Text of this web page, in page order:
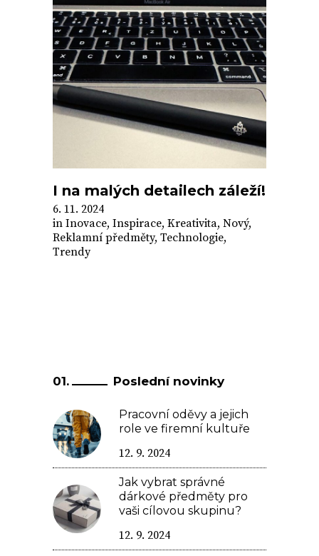
I na malých detailech záleží!
6. 11. 2024
in Inovace, Inspirace, Kreativita, Nový,
Reklamní předměty, Technologie,
Trendy
Poslední novinky
Pracovní oděvy a jejich
role ve firemní kultuře
12. 9. 2024
Jak vybrat správné
dárkové předměty pro
vaši cílovou skupinu?
12. 9. 2024